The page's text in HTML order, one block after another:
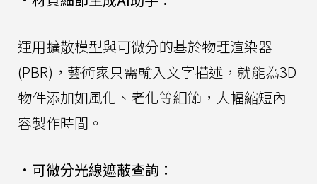
運用擴散模型與可微分的基於物理渲染器
(PBR)，藝術家只需輸入文字描述，就能為3D
物件添加如風化、老化等細節，大幅縮短內
容製作時間。
• 可微分光線遮蔽查詢：